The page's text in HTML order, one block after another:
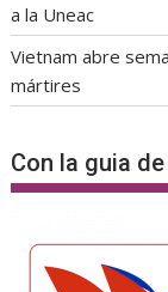
a la Uneac
Vietnam abre
mártires
Con la guia